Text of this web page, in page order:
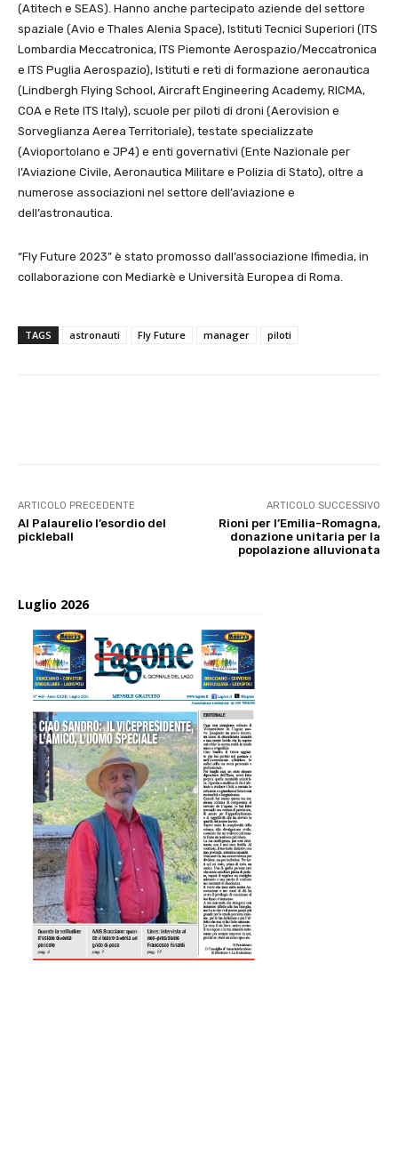
(Atitech e SEAS). Hanno anche partecipato aziende del settore
spaziale (Avio e Thales Alenia Space), Istituti Tecnici Superiori (ITS
Lombardia Meccatronica, ITS Piemonte Aerospazio/Meccatronica
e ITS Puglia Aerospazio), Istituti e reti di formazione aeronautica
(Lindbergh Flying School, Aircraft Engineering Academy, RICMA,
COA e Rete ITS Italy), scuole per piloti di droni (Aerovision e
Sorveglianza Aerea Territoriale), testate specializzate
(Avioportolano e JP4) e enti governativi (Ente Nazionale per
l’Aviazione Civile, Aeronautica Militare e Polizia di Stato), oltre a
numerose associazioni nel settore dell’aviazione e
dell’astronautica.
“Fly Future 2023” è stato promosso dall’associazione Ifimedia, in
collaborazione con Mediarkè e Università Europea di Roma.
TAGS astronauti Fly Future manager piloti
ARTICOLO PRECEDENTE
Al Palaurelio l’esordio del
pickleball
ARTICOLO SUCCESSIVO
Rioni per l’Emilia-Romagna,
donazione unitaria per la
popolazione alluvionata
Luglio 2026